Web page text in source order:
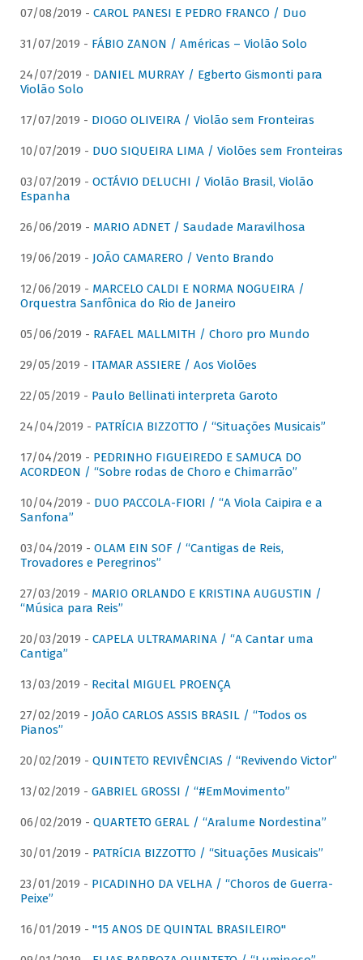
07/08/2019 - CAROL PANESI E PEDRO FRANCO / Duo
31/07/2019 - FÁBIO ZANON / Américas – Violão Solo
24/07/2019 - DANIEL MURRAY / Egberto Gismonti para
Violão Solo
17/07/2019 - DIOGO OLIVEIRA / Violão sem Fronteiras
10/07/2019 - DUO SIQUEIRA LIMA / Violões sem Fronteiras
03/07/2019 - OCTÁVIO DELUCHI / Violão Brasil, Violão
Espanha
26/06/2019 - MARIO ADNET / Saudade Maravilhosa
19/06/2019 - JOÃO CAMARERO / Vento Brando
12/06/2019 - MARCELO CALDI E NORMA NOGUEIRA /
Orquestra Sanfônica do Rio de Janeiro
05/06/2019 - RAFAEL MALLMITH / Choro pro Mundo
29/05/2019 - ITAMAR ASSIERE / Aos Violões
22/05/2019 - Paulo Bellinati interpreta Garoto
24/04/2019 - PATRÍCIA BIZZOTTO / “Situações Musicais”
17/04/2019 - PEDRINHO FIGUEIREDO E SAMUCA DO
ACORDEON / “Sobre rodas de Choro e Chimarrão”
10/04/2019 - DUO PACCOLA-FIORI / “A Viola Caipira e a
Sanfona”
03/04/2019 - OLAM EIN SOF / “Cantigas de Reis,
Trovadores e Peregrinos”
27/03/2019 - MARIO ORLANDO E KRISTINA AUGUSTIN /
“Música para Reis”
20/03/2019 - CAPELA ULTRAMARINA / “A Cantar uma
Cantiga”
13/03/2019 - Recital MIGUEL PROENÇA
27/02/2019 - JOÃO CARLOS ASSIS BRASIL / “Todos os
Pianos”
20/02/2019 - QUINTETO REVIVÊNCIAS / “Revivendo Victor”
13/02/2019 - GABRIEL GROSSI / “#EmMovimento”
06/02/2019 - QUARTETO GERAL / “Aralume Nordestina”
30/01/2019 - PATRíCIA BIZZOTTO / “Situações Musicais”
23/01/2019 - PICADINHO DA VELHA / “Choros de Guerra-
Peixe”
16/01/2019 - "15 ANOS DE QUINTAL BRASILEIRO"